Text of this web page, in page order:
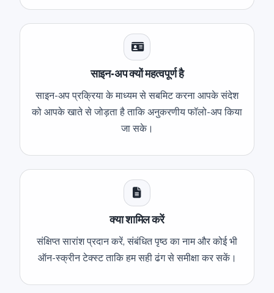
साइन-अप क्यों महत्वपूर्ण है
साइन-अप प्रक्रिया के माध्यम से सबमिट करना आपके संदेश
को आपके खाते से जोड़ता है ताकि अनुकरणीय फॉलो-अप किया
जा सके।
क्या शामिल करें
संक्षिप्त सारांश प्रदान करें, संबंधित पृष्ठ का नाम और कोई भी
ऑन-स्क्रीन टेक्स्ट ताकि हम सही ढंग से समीक्षा कर सकें।